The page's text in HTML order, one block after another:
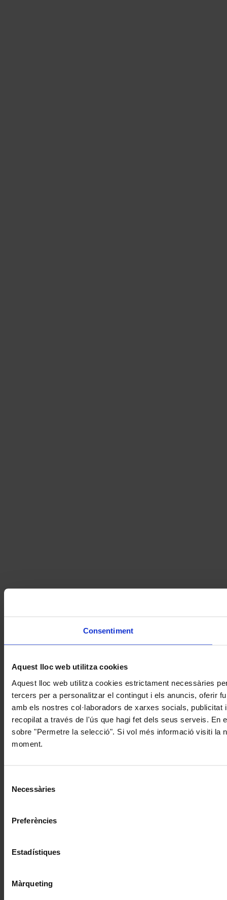
Consentiment
Aquest lloc web utilitza cookies
Aquest lloc web utilitza cookies estrictament necessàries
tercers per a personalitzar el contingut i els anuncis, oferir
amb els nostres col·laboradors de xarxes socials,
recopilat a través de l'ús que hagi fet dels seus serveis. En
sobre "Permetre la selecció". Si vol més informació visiti la
moment.
Necessàries
Preferències
Estadístiques
Màrqueting